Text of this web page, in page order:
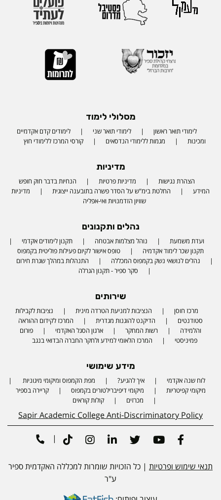
מסלולי לימוד
לימודי תואר ראשון לימודי תואר שני
לימודים קדם אקדמיים
ומכינות
מגמות ללימודי הנדסאים קורסי המרכז ללימודי חוץ
מדיניות
הצהרת נגישות מדיניות פרטיות
הנחיות בדבר חוק חופש
המידע
החלטת בימ"ש על הסדר פשרה בתובענה ייצוגית
מדיניות
שוויון הזדמנויות ואי-אפליה
נהלים ותקנונים
ועדת משמעת נוהל מצלמות אבטחה
תקנון לימודים אקדמי
תקנון שכר לימוד אקדמיה
טופס אישור לקיום פעילות פוליטית בקמפוס
נהלים לנושאי נשק בקמפוס המכללה
התנהלות במהלך שגרת חירום
סקר ספיר - תקנון הגרלה
שירותים
מרכז חוסן הנציבות למניעת הטרדה מינית
נציבות לקבילות
סטודנטים
הדיקנט להוגנות מגדרית
המרכז לקידום ההוראה
והלמידה
רשות המחקר ארגון הסגל האקדמי
פורום
פמיניסטי
המרכז הלאומי למידע ולחקר החברה הבדואי בנגב
מידע שימושי
לוח שנה אקדמי איך להגיע?
מפת הקמפוס ומיקומי מיגוניות
מיקומי קפיטריות
מיקומי דיפיברילטורים בקמפוס
קריירה בספיר
מכרזים
קולות קוראים
Sapir Academic College Anti-Discriminatory Policy
תנאי שימוש ופרטיות | כל הזכויות שומרות למכללה האקדמית ספיר
ע"ר
Facebook
Youtube
Twitter
Linkedin
Instagram
Tiktok
|
Phone number